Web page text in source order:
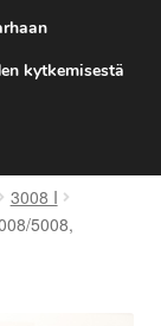
3008 I
5008,
kytkemisestä